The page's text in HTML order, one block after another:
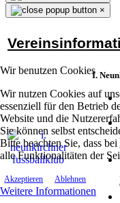
Wir benutzen Cookies
Wir nutzen Cookies auf
essenziell für den Betrieb
Website und die
Sie können selbst
Bitte beachten Sie, dass
alle Funktionalitäten der
Akzeptieren Ablehnen
Weitere Informationen
×
I.